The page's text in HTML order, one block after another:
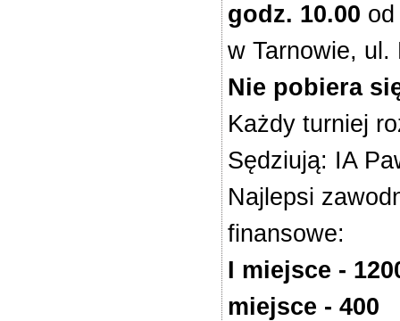
godz. 10.00
w Tarnowie, ul.
Nie pobiera
Każdy turniej
Sędziują: IA
Najlepsi
finansowe:
I miejsce -
miejsce - 400